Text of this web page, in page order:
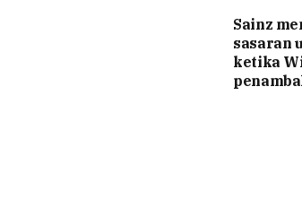
Sainz
sasaran
ketika